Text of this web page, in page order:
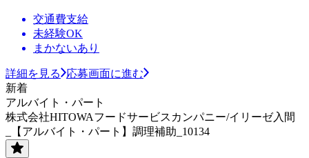
交通費支給
未経験OK
まかないあり
詳細を見る
応募画面に進む
新着
アルバイト・パート
株式会社HITOWAフードサービスカンパニー/イリーゼ入間
_【アルバイト・パート】調理補助_10134